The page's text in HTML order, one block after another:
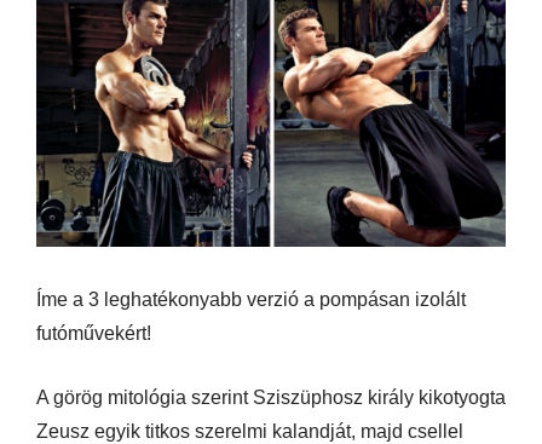
Íme a 3 leghatékonyabb verzió a pompásan izolált
futóművekért!
A görög mitológia szerint Sziszüphosz király kikotyogta
Zeusz egyik titkos szerelmi kalandját, majd csellel